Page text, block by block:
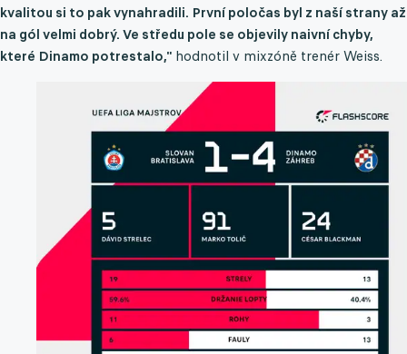
kvalitou si to pak vynahradili. První poločas byl z naší strany až
na gól velmi dobrý. Ve středu pole se objevily naivní chyby,
které Dinamo potrestalo," hodnotil v mixzóně trenér Weiss.